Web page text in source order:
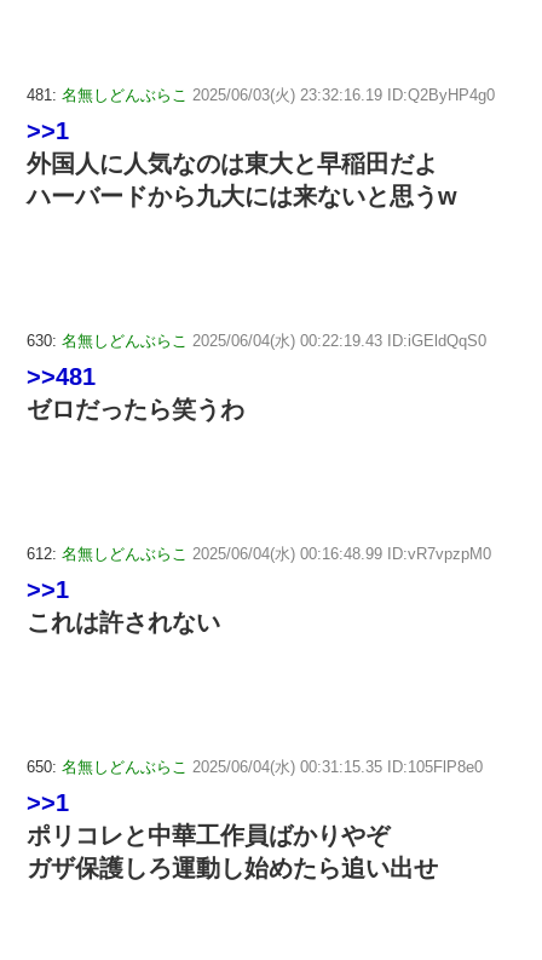
481: 名無しどんぶらこ 2025/06/03(火) 23:32:16.19 ID:Q2ByHP4g0
>>1
外国人に人気なのは東大と早稲田だよ
ハーバードから九大には来ないと思うw
630: 名無しどんぶらこ 2025/06/04(水) 00:22:19.43 ID:iGEldQqS0
>>481
ゼロだったら笑うわ
612: 名無しどんぶらこ 2025/06/04(水) 00:16:48.99 ID:vR7vpzpM0
>>1
これは許されない
650: 名無しどんぶらこ 2025/06/04(水) 00:31:15.35 ID:105FlP8e0
>>1
ポリコレと中華工作員ばかりやぞ
ガザ保護しろ運動し始めたら追い出せ